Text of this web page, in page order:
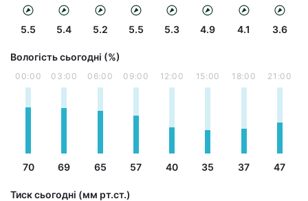
5.5 5.4 5.2 5.5 5.3 4.9 4.1 3.6
Вологість сьогодні (%)
00:00
70
03:00
69
06:00
65
09:00
57
12:00
40
15:00
35
18:00
37
21:00
47
Тиск сьогодні (мм рт.ст.)